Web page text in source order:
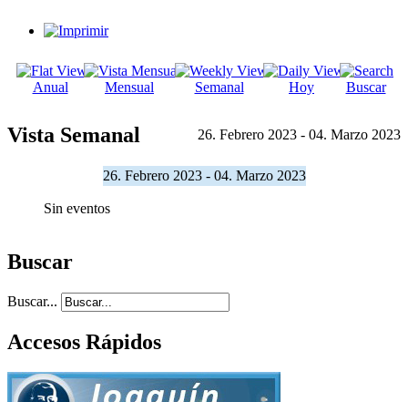
Anual Mensual Semanal Hoy Buscar
Vista Semanal 26. Febrero 2023 - 04. Marzo 2023
26. Febrero 2023 - 04. Marzo 2023
Sin eventos
Buscar
Buscar...
Accesos Rápidos